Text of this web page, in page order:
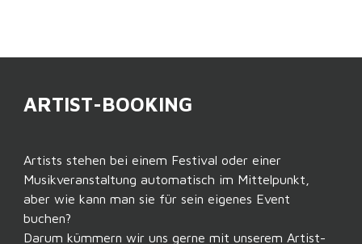
ARTIST-BOOKING
Artists stehen bei einem Festival oder einer
Musikveranstaltung automatisch im Mittelpunkt,
aber wie kann man sie für sein eigenes Event
buchen?
Darum kümmern wir uns gerne mit unserem Artist-